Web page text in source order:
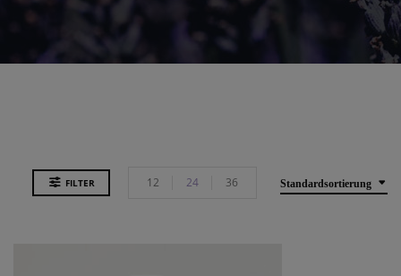
FILTER Standardsortierung
12 24 36